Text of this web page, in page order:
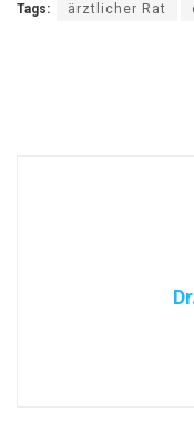
Tags: ärztlicher Rat